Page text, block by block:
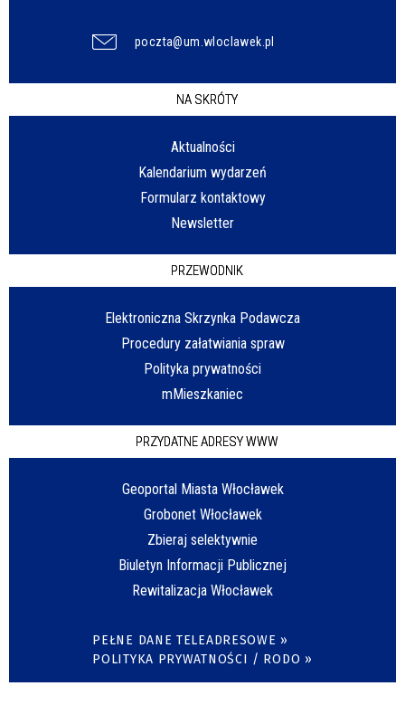
poczta@um.wloclawek.pl
NA SKRÓTY
Aktualności
Kalendarium wydarzeń
Formularz kontaktowy
Newsletter
PRZEWODNIK
Elektroniczna Skrzynka Podawcza
Procedury załatwiania spraw
Polityka prywatności
mMieszkaniec
PRZYDATNE ADRESY WWW
Geoportal Miasta Włocławek
Grobonet Włocławek
Zbieraj selektywnie
Biuletyn Informacji Publicznej
Rewitalizacja Włocławek
PEŁNE DANE TELEADRESOWE »
POLITYKA PRYWATNOŚCI / RODO »